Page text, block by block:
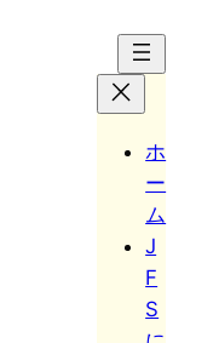
ホ
ー
ム
J
F
S